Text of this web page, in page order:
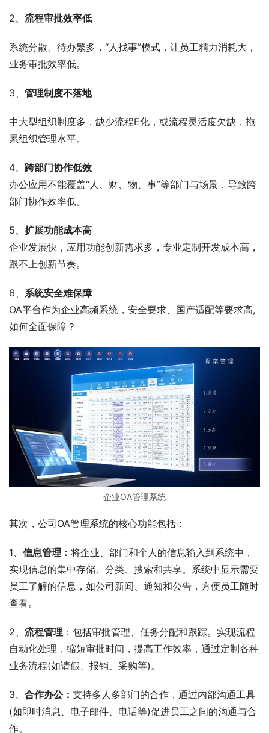
2、 流程审批效率低
系统分散、待办繁多，“人找事”模式，让员工精力消耗大，
业务审批效率低。
3、 管理制度不落地
中大型组织制度多，缺少流程E化，或流程灵活度欠缺，拖
累组织管理水平。
4、 跨部门协作低效
办公应用不能覆盖“人、财、物、事”等部门与场景，导致跨
部门协作效率低。
5、 扩展功能成本高
企业发展快，应用功能创新需求多，专业定制开发成本高，
跟不上创新节奏。
6、 系统安全难保障
OA平台作为企业高频系统，安全要求、国产适配等要求高,
如何全面保障？
企业OA管理系统
其次，公司OA管理系统的核心功能包括：
1、 信息管理： 将企业、部门和个人的信息输入到系统中，
实现信息的集中存储、分类、搜索和共享。系统中显示需要
员工了解的信息，如公司新闻、通知和公告，方便员工随时
查看。
2、 流程管理 ：包括审批管理、任务分配和跟踪。实现流程
自动化处理，缩短审批时间，提高工作效率，通过定制各种
业务流程(如请假、报销、采购等)。
3、 合作办公： 支持多人多部门的合作，通过内部沟通工具
(如即时消息、电子邮件、电话等)促进员工之间的沟通与合
作。